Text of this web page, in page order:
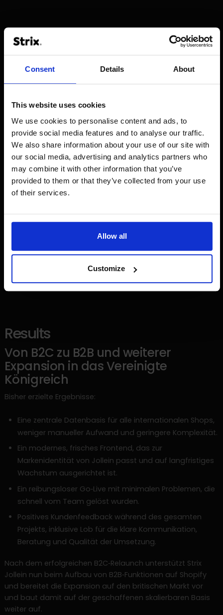
Consent Details About
This website uses cookies
We use cookies to personalise content and ads, to
provide social media features and to analyse our traffic.
We also share information about your use of our site with
our social media, advertising and analytics partners who
may combine it with other information that you’ve
provided to them or that they’ve collected from your use
of their services.
Allow all
Customize
Thanks to the central Shopify Plus
environment, we now have much more
The store is faster, more user-friendly,
and focused on conversion. The Strix
team worked with a clear, structured
approach and proactively contributed
solutions throughout the entire process.
The first results are promising, and I look
forward to continuing to optimize the
store together with Strix.
Webshop Manager at Jollein
Results
Von B2C zu B2B und weiterer
Expansion in das Vereinigte
Königreich
Bisher erzielte Ergebnisse:
Eine zentrale Datenbasis für alle internationalen Shops,
weniger manueller Aufwand und geringere Komplexität.
Ein modernes, frisches Frontend, das zur
Markenidentität von Jollein passt und auf langfristiges
Wachstum ausgerichtet ist.
Ein reibungsloser Go‑Live mit minimalen Problemen, die
schnell vom Team gelöst wurden.
Positives Kundenfeedback während des gesamten
Projekts, inklusive Lob für die klare Kommunikation,
Beratung und Qualität der Umsetzung.
Nach dem erfolgreichen B2C‑Relaunch unterstützt Strix
Jollein nun beim Aufbau von B2B‑Funktionen auf Shopify
und bereitet die Expansion auf den britischen Markt vor
und baut damit auf der geschaffenen skalierbaren Basis
weiter auf.